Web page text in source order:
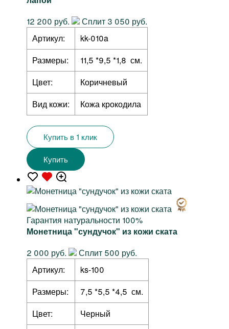
12 200 руб.
Сплит 3 050 руб.
Артикул:
kk-010a
Размеры:
11,5 *9,5 *1,8 см.
Цвет:
Коричневый
Вид кожи:
Кожа крокодила
Купить в 1 клик
Купить
Гарантия натуральности 100%
Монетница "сундучок" из кожи ската
2 000 руб.
Сплит 500 руб.
Артикул:
ks-100
Размеры:
7,5 *5,5 *4,5 см.
Цвет:
Черный